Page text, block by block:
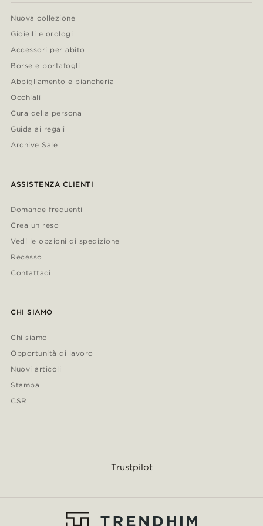
Nuova collezione
Gioielli e orologi
Accessori per abito
Borse e portafogli
Abbigliamento e biancheria
Occhiali
Cura della persona
Guida ai regali
Archive Sale
ASSISTENZA CLIENTI
Domande frequenti
Crea un reso
Vedi le opzioni di spedizione
Recesso
Contattaci
CHI SIAMO
Chi siamo
Opportunità di lavoro
Nuovi articoli
Stampa
CSR
Trustpilot